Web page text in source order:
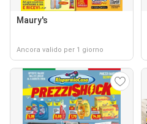
Maury's
Ancora valido per 1 giorno